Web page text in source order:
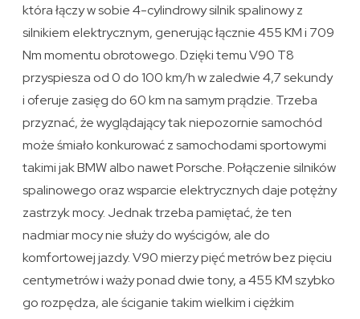
która łączy w sobie 4-cylindrowy silnik spalinowy z
silnikiem elektrycznym, generując łącznie 455 KM i 709
Nm momentu obrotowego. Dzięki temu V90 T8
przyspiesza od 0 do 100 km/h w zaledwie 4,7 sekundy
i oferuje zasięg do 60 km na samym prądzie. Trzeba
przyznać, że wyglądający tak niepozornie samochód
może śmiało konkurować z samochodami sportowymi
takimi jak BMW albo nawet Porsche. Połączenie silników
spalinowego oraz wsparcie elektrycznych daje potężny
zastrzyk mocy. Jednak trzeba pamiętać, że ten
nadmiar mocy nie służy do wyścigów, ale do
komfortowej jazdy. V90 mierzy pięć metrów bez pięciu
centymetrów i waży ponad dwie tony, a 455 KM szybko
go rozpędza, ale ściganie takim wielkim i ciężkim